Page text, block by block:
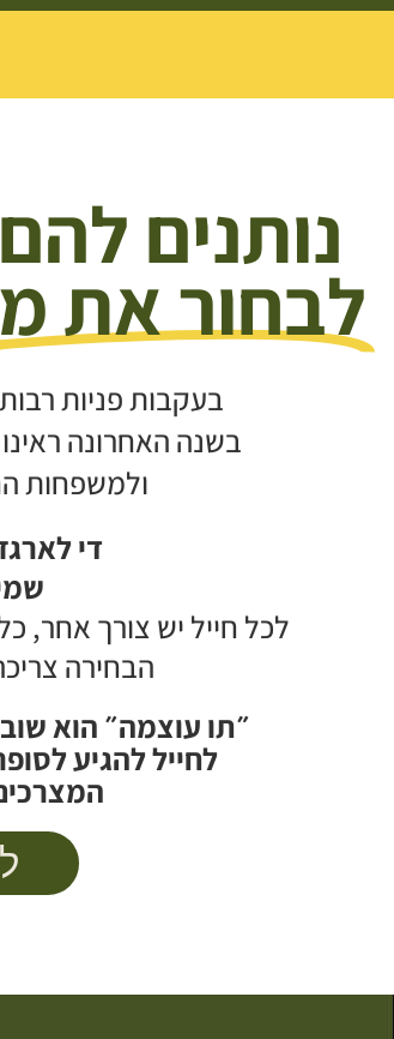
נותנים
לבחור את
בעקבות פניות
בשנה האחרונה ראינו
ולמשפחות
די
לכל חייל יש צורך אחר,
הבחירה
לחייל להגיע